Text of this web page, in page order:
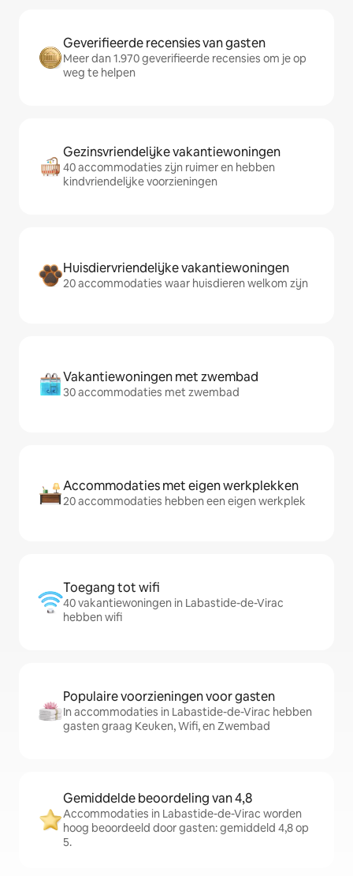
Geverifieerde recensies van gasten
Meer dan 1.970 geverifieerde recensies om je op
weg te helpen
Gezinsvriendelijke vakantiewoningen
40 accommodaties zijn ruimer en hebben
kindvriendelijke voorzieningen
Huisdiervriendelijke vakantiewoningen
20 accommodaties waar huisdieren welkom zijn
Vakantiewoningen met zwembad
30 accommodaties met zwembad
Accommodaties met eigen werkplekken
20 accommodaties hebben een eigen werkplek
Toegang tot wifi
40 vakantiewoningen in Labastide-de-Virac
hebben wifi
Populaire voorzieningen voor gasten
In accommodaties in Labastide-de-Virac hebben
gasten graag Keuken, Wifi, en Zwembad
Gemiddelde beoordeling van 4,8
Accommodaties in Labastide-de-Virac worden
hoog beoordeeld door gasten: gemiddeld 4,8 op
5.